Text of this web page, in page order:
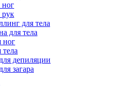
ног
рук
для тела
для тела
ног
депиляции
загара